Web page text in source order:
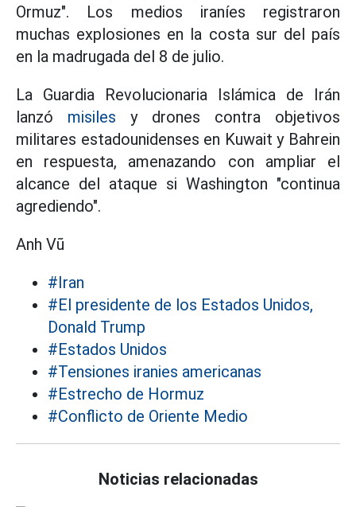
Ormuz". Los medios iraníes registraron
muchas explosiones en la costa sur del país
en la madrugada del 8 de julio.
La Guardia Revolucionaria Islámica de Irán
lanzó misiles y drones contra objetivos
militares estadounidenses en Kuwait y Bahrein
en respuesta, amenazando con ampliar el
alcance del ataque si Washington "continua
agrediendo".
Anh Vũ
#Iran
#El presidente de los Estados Unidos,
Donald Trump
#Estados Unidos
#Tensiones iranies americanas
#Estrecho de Hormuz
#Conflicto de Oriente Medio
Noticias relacionadas